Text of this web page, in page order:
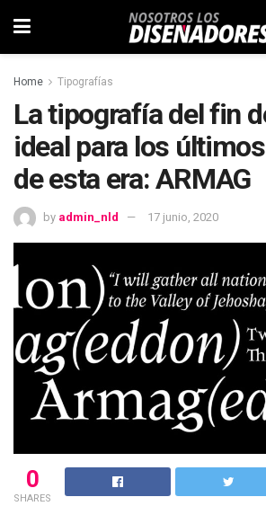
Home Tipografías
La tipografía del fin
ideal para los
de esta era: ARMAG
by admin_nld 17 junio, 2020
0
SHARES